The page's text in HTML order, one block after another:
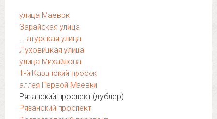
улица Маевок
Зарайская улица
Шатурская улица
Луховицкая улица
улица Михайлова
1-й Казанский просек
аллея Первой Маевки
Рязанский проспект (дублер)
Рязанский проспект